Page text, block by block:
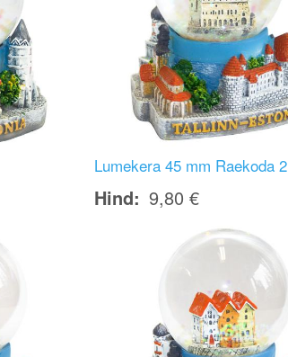
Lumekera 45 mm Raekoda 2
Hind 9,80 €